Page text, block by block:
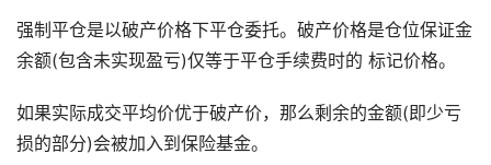
强制平仓是以破产价格下平仓委托。破产价格是仓位保证⾦
余额(包含未实现盈亏)仅等于平仓⼿续费时的 标记价格。
如果实际成交平均价优于破产价，那么剩余的⾦额(即少亏
损的部分)会被加⼊到保险基⾦。